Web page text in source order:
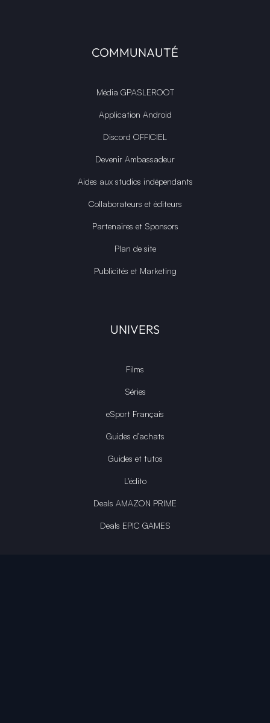
COMMUNAUTÉ
Média GPASLEROOT
Application Android
Discord OFFICIEL
Devenir Ambassadeur
Aides aux studios indépendants
Collaborateurs et éditeurs
Partenaires et Sponsors
Plan de site
Publicités et Marketing
UNIVERS
Films
Séries
eSport Français
Guides d’achats
Guides et tutos
L'édito
Deals AMAZON PRIME
Deals EPIC GAMES